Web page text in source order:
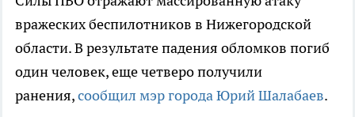
вражеских беспилотников в Нижегородской
области. В результате падения обломков погиб
один человек, еще четверо получили
ранения,сообщил мэр города Юрий Шалабаев.